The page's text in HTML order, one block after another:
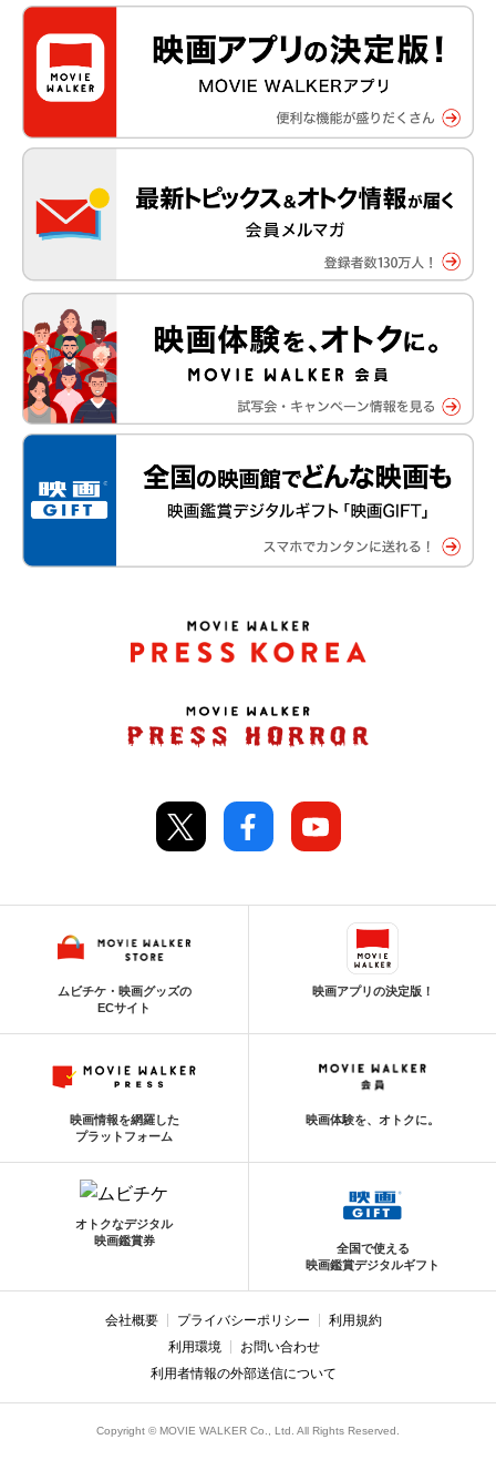
ムビチケ・映画グッズの
ECサイト
映画アプリの決定版！
映画情報を網羅した
プラットフォーム
映画体験を、オトクに。
オトクなデジタル
映画鑑賞券
全国で使える
映画鑑賞デジタルギフト
会社概要 プライバシーポリシー
利用規約
利用環境
お問い合わせ
利用者情報の外部送信について
Copyright © MOVIE WALKER Co., Ltd. All Rights Reserved.